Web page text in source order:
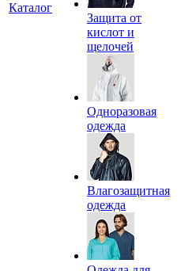
Каталог
Защита от
кислот и
щелочей
Одноразовая
одежда
Влагозащитная
одежда